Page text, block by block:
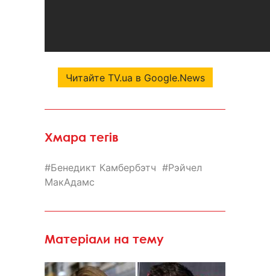
Читайте TV.ua в Google.News
Хмара тегів
Бенедикт Камбербэтч
Рэйчел
МакАдамс
Матеріали на тему